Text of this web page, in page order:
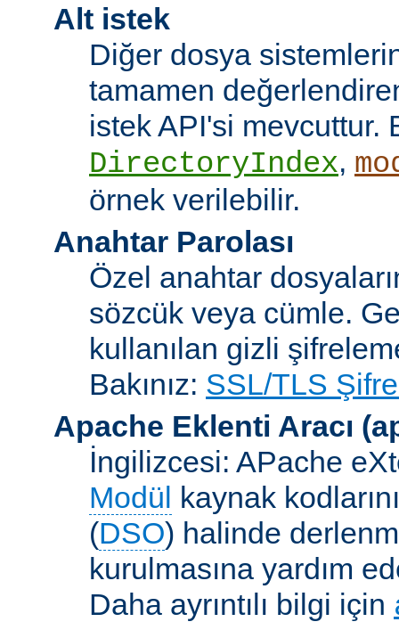
Alt istek
Diğer dosya
tamamen
istek API'si mevcuttur.
DirectoryIndex,
örnek verilebilir.
Anahtar Parolası
Özel anahtar
sözcük veya cümle.
kullanılan gizli
Bakınız: SSL/TLS
Apache Eklenti Aracı
İngilizcesi: APache
Modül kaynak
(DSO) halinde
kurulmasına yardım
Daha ayrıntılı bilgi için